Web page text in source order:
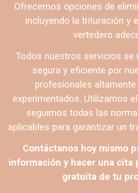
Ofrecemos opciones de
incluyendo la trituración y
vertedero
Todos nuestros servicios se
segura y eficiente por
profesionales
experimentados. Utilizamos
seguimos todas las
aplicables para garantizar un
Contáctanos hoy mismo
información y hacer una cita
gratuita de tu